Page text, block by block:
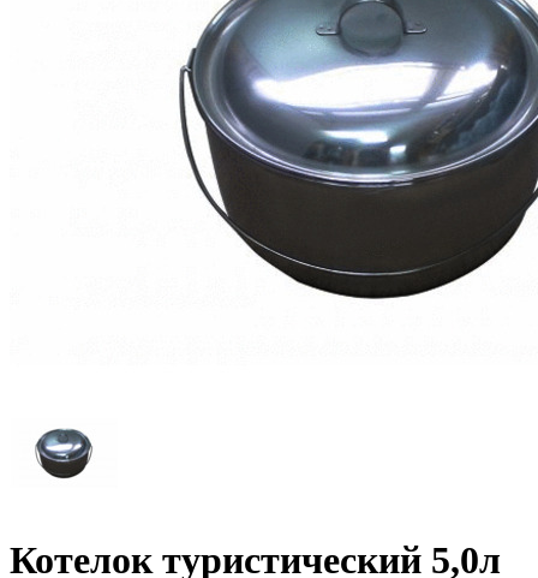
Котелок туристический 5,0л